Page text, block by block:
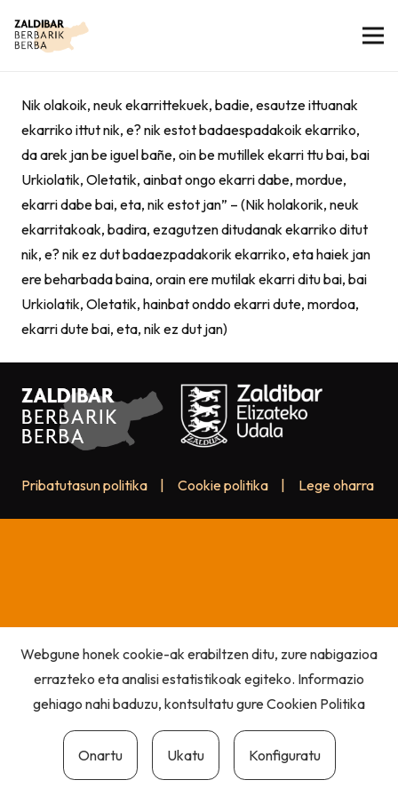
Nik olakoik, neuk ekarrittekuek, badie, esautze ittuanak
ekarriko ittut nik, e? nik estot badaespadakoik ekarriko,
da arek jan be iguel bañe, oin be mutillek ekarri ttu bai, bai
Urkiolatik, Oletatik, ainbat ongo ekarri dabe, mordue,
ekarri dabe bai, eta, nik estot jan” – (Nik holakorik, neuk
ekarritakoak, badira, ezagutzen ditudanak ekarriko ditut
nik, e? nik ez dut badaezpadakorik ekarriko, eta haiek jan
ere beharbada baina, orain ere mutilak ekarri ditu bai, bai
Urkiolatik, Oletatik, hainbat onddo ekarri dute, mordoa,
ekarri dute bai, eta, nik ez dut jan)
Pribatutasun politika Cookie politika Lege oharra
Webgune honek cookie-ak erabiltzen ditu, zure nabigazioa
errazteko eta analisi estatistikoak egiteko. Informazio
gehiago nahi baduzu, kontsultatu gureCookien Politika
Onartu Ukatu Konfiguratu